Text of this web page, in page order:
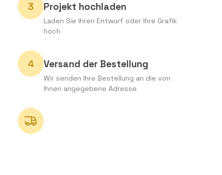
Projekt hochladen
Laden Sie Ihren Entwurf oder Ihre Grafik
hoch
Versand der Bestellung
Wir senden Ihre Bestellung an die von
Ihnen angegebene Adresse